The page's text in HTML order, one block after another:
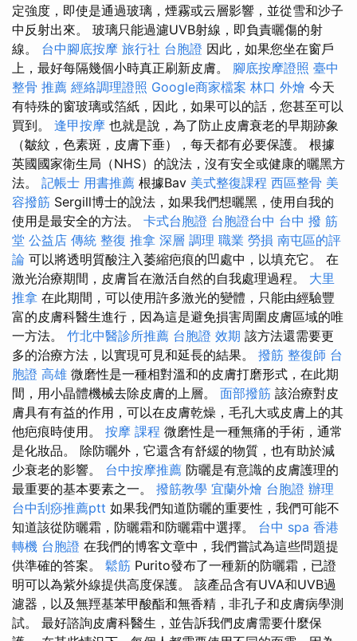
定強度，即使是通過玻璃，煙霧或云層影響，並從雪和沙子
中反射出來。 玻璃只能過濾UVB射線，即負責曬傷的射
線。 台中腳底按摩 旅行社 台胞證 因此，如果您坐在窗戶
上，最好每隔幾個小時真正刷新皮膚。 腳底按摩證照 臺中
整骨 推薦 經絡調理證照 Google商家檔案 林口 外燴 今天
有特殊的窗玻璃或箔紙，因此，如果可以的話，您甚至可以
買到。 逢甲按摩 也就是說，為了防止皮膚衰老的早期跡象
（皺紋，色素斑，皮膚下垂），每天都有必要保護。 根據
英國國家衛生局（NHS）的說法，沒有安全或健康的曬黑方
法。 記帳士 用書推薦 根據Bav 美式整復課程 西區整骨 美
容撥筋 Sergill博士的說法，如果我們想曬黑，使用自我的
使用是最安全的方法。 卡式台胞證 台胞證台中 台中 撥 筋
堂 公益店 傳統 整復 推拿 深層 調理 職業 勞損 南屯區的評
論 可以將透明質酸注入萎縮疤痕的凹處中，以填充它。 在
激光治療期間，皮膚旨在激活自然的自我處理過程。 大里
推拿 在此期間，可以使用許多激光的變體，只能由經驗豐
富的皮膚科醫生進行，因為這是避免損害周圍皮膚區域的唯
一方法。 竹北中醫診所推薦 台胞證 效期 該方法還需要更
多的治療方法，以實現可見和延長的結果。 撥筋 整復師 台
胞證 高雄 微磨性是一種相對溫和的皮膚打磨形式，在此期
間，用小晶體機械去除皮膚的上層。 面部撥筋 該治療對皮
膚具有有益的作用，可以在皮膚乾燥，毛孔大或皮膚上的其
他疤痕時使用。 按摩 課程 微磨性是一種無痛的手術，通常
是化妝品。 除防曬外，它還含有舒緩的物質，也有助於減
少衰老的影響。 台中按摩推薦 防曬是有意識的皮膚護理的
最重要的基本要素之一。 撥筋教學 宜蘭外燴 台胞證 辦理
台中刮痧推薦ptt 如果我們知道防曬的重要性，我們可能不
知道該從防曬霜，防曬霜和防曬霜中選擇。 台中 spa 香港
轉機 台胞證 在我們的博客文章中，我們嘗試為這些問題提
供準確的答案。 鬆筋 Purito發布了一種新的防曬霜，已證
明可以為紫外線提供高度保護。 該產品含有UVA和UVB過
濾器，以及無羥基苯甲酸酯和無香精，非孔子和皮膚病學測
試。 最好諮詢皮膚科醫生，並告訴我們皮膚需要什麼保